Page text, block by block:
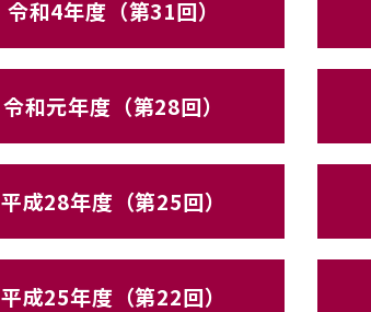
令和4年度（第31回）
令和元年度（第28回）
平成28年度（第25回）
平成25年度（第22回）